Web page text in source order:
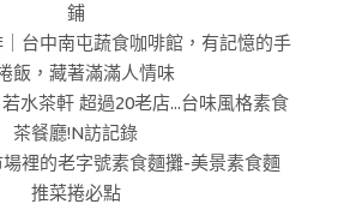
鋪
台中南屯蔬食咖啡館，有記憶的手
飯，藏著滿滿人情味
水茶軒 超過20老店...台味風格素食
茶餐廳!N訪記錄
裡的老字號素食麵攤-美景素食麵
推菜捲必點